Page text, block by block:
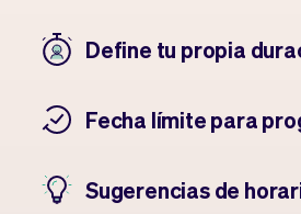
Define tu propia
Fecha límite para
Sugerencias de